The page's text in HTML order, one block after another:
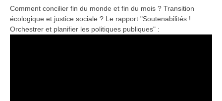
Comment concilier fin du monde et fin du mois ? Transition
écologique et justice sociale ? Le rapport "Soutenabilités !
Orchestrer et planifier les politiques publiques" :